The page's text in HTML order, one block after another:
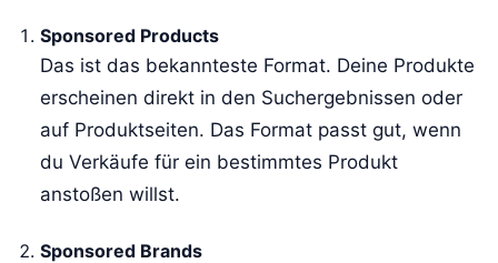
Sponsored Products
Das ist das bekannteste Format. Deine Produkte
erscheinen direkt in den Suchergebnissen oder
auf Produktseiten. Das Format passt gut, wenn
du Verkäufe für ein bestimmtes Produkt
anstoßen willst.
Sponsored Brands